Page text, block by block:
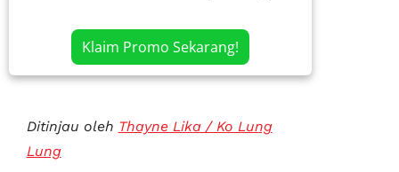
Klaim Promo Sekarang!
Ditinjau oleh Thayne Lika / Ko Lung
Lung